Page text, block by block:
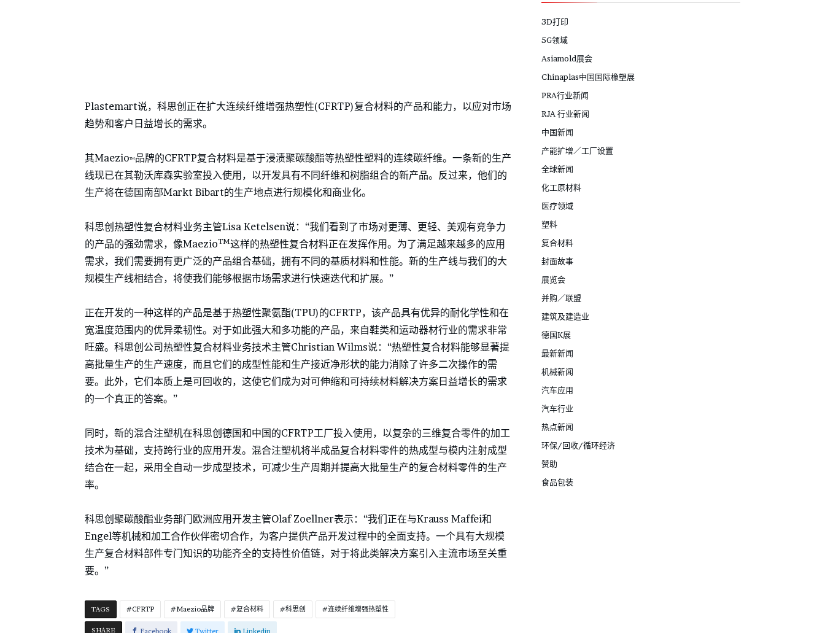
Plastemart说，科思创正在扩大连续纤维增强热塑性(CFRTP)复合材料的产品和能力，以应对市场
趋势和客户日益增长的需求。
其MaezioTM品牌的CFRTP复合材料是基于浸渍聚碳酸酯等热塑性塑料的连续碳纤维。一条新的生产
线现已在其勒沃库森实验室投入使用，以开发具有不同纤维和树脂组合的新产品。反过来，他们的
生产将在德国南部Markt Bibart的生产地点进行规模化和商业化。
科思创热塑性复合材料业务主管Lisa Ketelsen说：“我们看到了市场对更薄、更轻、美观有竞争力
的产品的强劲需求，像MaezioTM这样的热塑性复合材料正在发挥作用。为了满足越来越多的应用
需求，我们需要拥有更广泛的产品组合基础，拥有不同的基质材料和性能。新的生产线与我们的大
规模生产线相结合，将使我们能够根据市场需求进行快速迭代和扩展。”
正在开发的一种这样的产品是基于热塑性聚氨酯(TPU)的CFRTP，该产品具有优异的耐化学性和在
宽温度范围内的优异柔韧性。对于如此强大和多功能的产品，来自鞋类和运动器材行业的需求非常
旺盛。科思创公司热塑性复合材料业务技术主管Christian Wilms说：“热塑性复合材料能够显著提
高批量生产的生产速度，而且它们的成型性能和生产接近净形状的能力消除了许多二次操作的需
要。此外，它们本质上是可回收的，这使它们成为对可伸缩和可持续材料解决方案日益增长的需求
的一个真正的答案。”
同时，新的混合注塑机在科思创德国和中国的CFRTP工厂投入使用，以复杂的三维复合零件的加工
技术为基础，支持跨行业的应用开发。混合注塑机将半成品复合材料零件的热成型与模内注射成型
结合在一起，采用全自动一步成型技术，可减少生产周期并提高大批量生产的复合材料零件的生产
率。
科思创聚碳酸酯业务部门欧洲应用开发主管Olaf Zoellner表示：“我们正在与Krauss Maffei和
Engel等机械和加工合作伙伴密切合作，为客户提供产品开发过程中的全面支持。一个具有大规模
生产复合材料部件专门知识的功能齐全的支持性价值链，对于将此类解决方案引入主流市场至关重
要。”
TAGS CFRTP Maezio品牌 复合材料 科思创 连续纤维增强热塑性
SHARE
3D打印
5G领域
Asiamold展会
Chinaplas中国国际橡塑展
PRA行业新闻
RJA 行业新闻
中国新闻
产能扩增／工厂设置
全球新闻
化工原材料
医疗领域
塑料
复合材料
封面故事
展览会
并购／联盟
建筑及建造业
德国K展
最新新闻
机械新闻
汽车应用
汽车行业
热点新闻
环保/回收/循环经济
赞助
食品包装